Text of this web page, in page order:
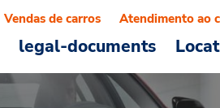
legal-documents
Vendas de carros Atendimento ao